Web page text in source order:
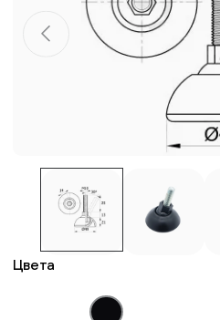
Цвета
Пластиковые столешницы
Комплектующие для
Система выравнивания
Дюбель